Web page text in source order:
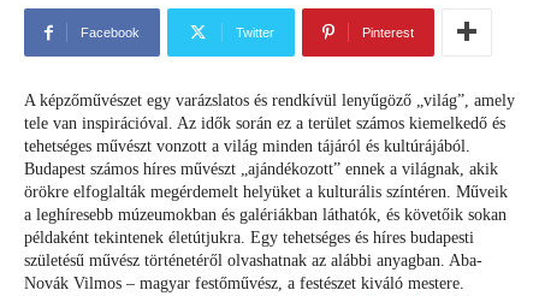
Facebook Twitter Pinterest
A képzőművészet egy varázslatos és rendkívül lenyűgöző „világ”, amely
tele van inspirációval. Az idők során ez a terület számos kiemelkedő és
tehetséges művészt vonzott a világ minden tájáról és kultúrájából.
Budapest számos híres művészt „ajándékozott” ennek a világnak, akik
örökre elfoglalták megérdemelt helyüket a kulturális színtéren. Műveik
a leghíresebb múzeumokban és galériákban láthatók, és követőik sokan
példaként tekintenek életútjukra. Egy tehetséges és híres budapesti
születésű művész történetéről olvashatnak az alábbi anyagban. Aba-
Novák Vilmos – magyar festőművész, a festészet kiváló mestere.